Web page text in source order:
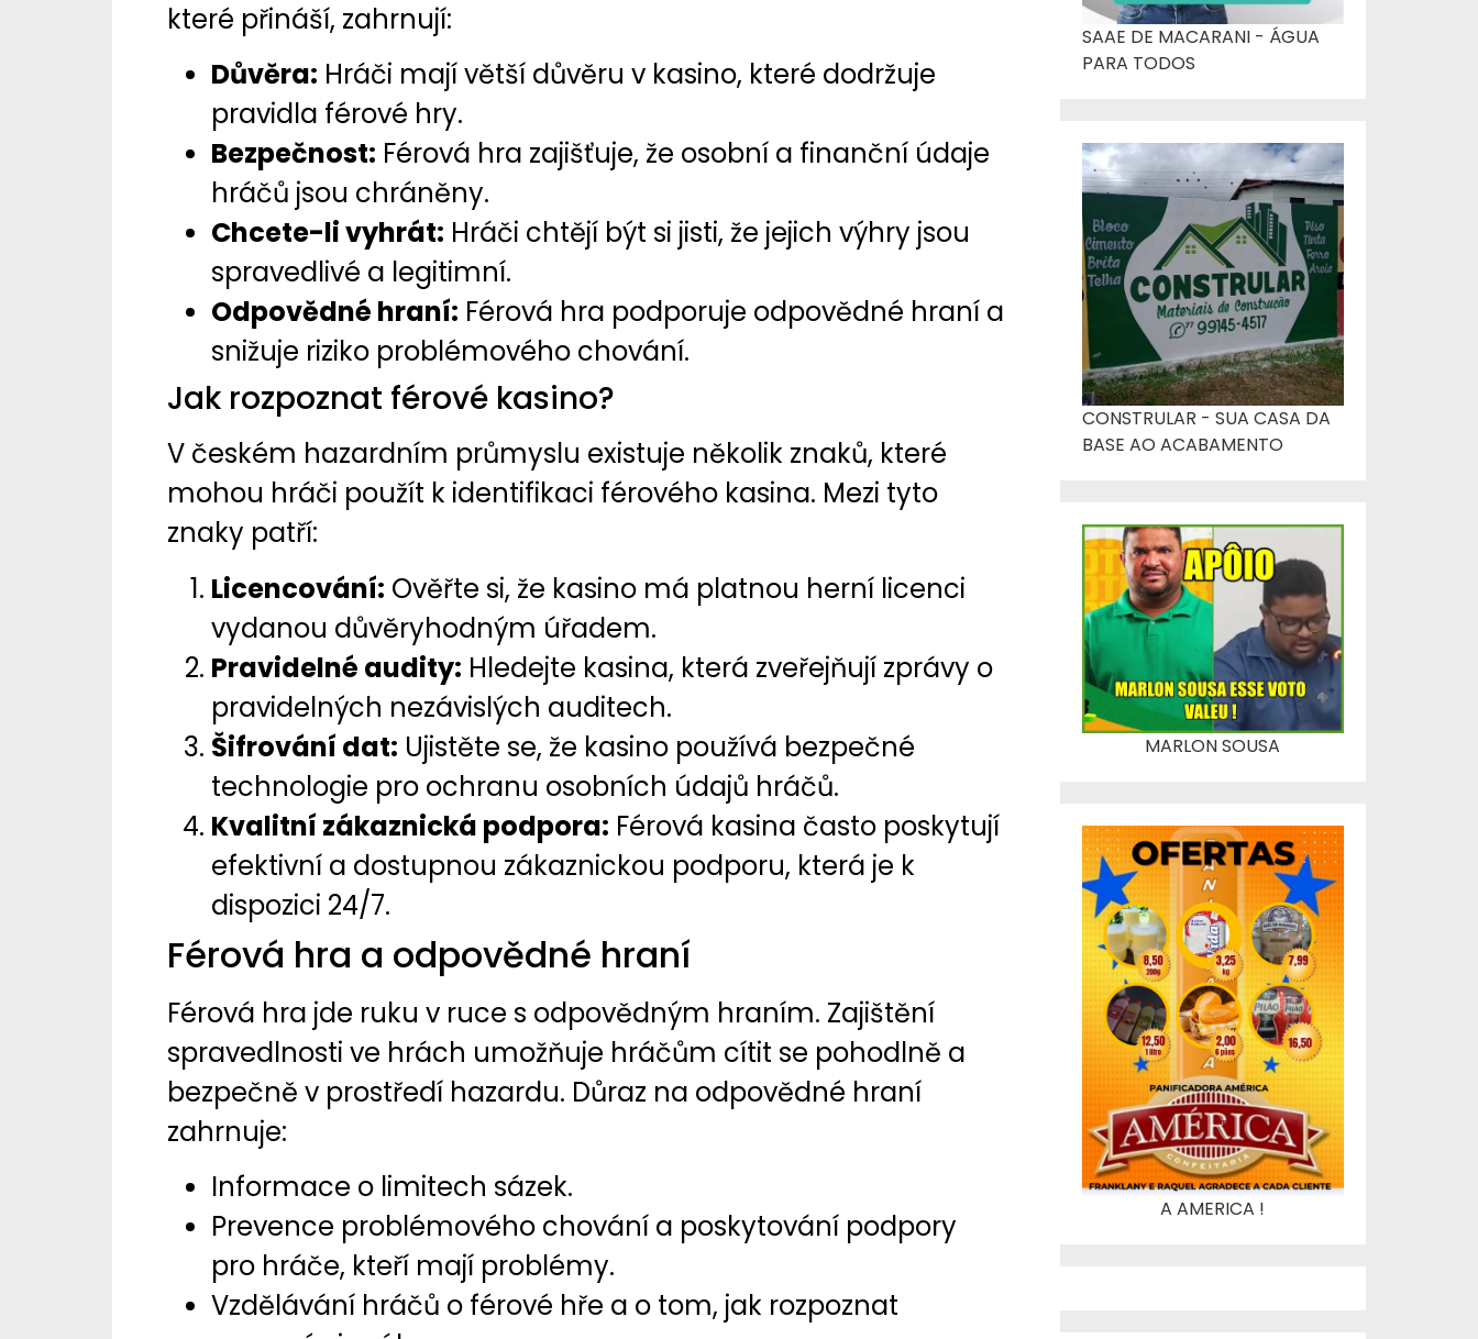
které přináší, zahrnují:
Důvěra: Hráči mají větší důvěru v kasino, které dodržuje
pravidla férové hry.
Bezpečnost: Férová hra zajišťuje, že osobní a finanční údaje
hráčů jsou chráněny.
Chcete-li vyhrát: Hráči chtějí být si jisti, že jejich výhry jsou
spravedlivé a legitimní.
Odpovědné hraní: Férová hra podporuje odpovědné hraní a
snižuje riziko problémového chování.
Jak rozpoznat férové kasino?
V českém hazardním průmyslu existuje několik znaků, které
mohou hráči použít k identifikaci férového kasina. Mezi tyto
znaky patří:
Licencování: Ověřte si, že kasino má platnou herní licenci
vydanou důvěryhodným úřadem.
Pravidelné audity: Hledejte kasina, která zveřejňují zprávy o
pravidelných nezávislých auditech.
Šifrování dat: Ujistěte se, že kasino používá bezpečné
technologie pro ochranu osobních údajů hráčů.
Kvalitní zákaznická podpora: Férová kasina často poskytují
efektivní a dostupnou zákaznickou podporu, která je k
dispozici 24/7.
Férová hra a odpovědné hraní
Férová hra jde ruku v ruce s odpovědným hraním. Zajištění
spravedlnosti ve hrách umožňuje hráčům cítit se pohodlně a
bezpečně v prostředí hazardu. Důraz na odpovědné hraní
zahrnuje:
Informace o limitech sázek.
Prevence problémového chování a poskytování podpory
pro hráče, kteří mají problémy.
Vzdělávání hráčů o férové hře a o tom, jak rozpoznat
SAAE DE MACARANI - ÁGUA
PARA TODOS
CONSTRULAR - SUA CASA DA
BASE AO ACABAMENTO
MARLON SOUSA
A AMERICA !